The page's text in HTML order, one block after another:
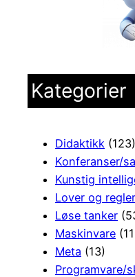
Kategorier
Didaktikk (123)
Konferanser/
Kunstig
Lover og regler
Løse tanker
Maskinvare
Meta (13)
Programvare/